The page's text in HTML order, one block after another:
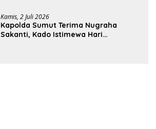
Kamis, 2 Juli 2026
Kapolda Sumut Terima Nugraha
Sakanti, Kado Istimewa Hari